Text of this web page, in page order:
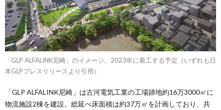
「GLP ALFALINK尼崎」のイメージ。2023年に着工する予定（いずれも日
本GLPプレスリリースより引用）
「GLP ALFALINK尼崎」は古河電気工業の工場跡地約16万3000㎡に
物流施設2棟を建設。総延べ床面積は約37万㎡を計画しており、共